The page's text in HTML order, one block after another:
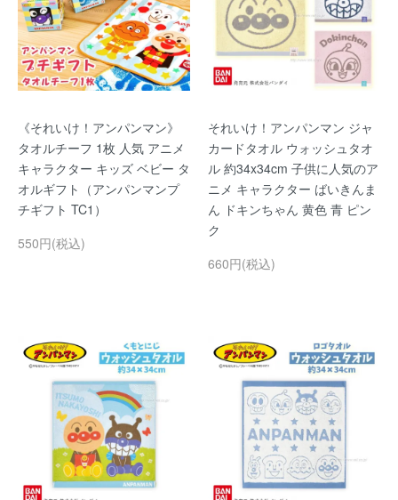
《それいけ！アンパンマン》
タオルチーフ 1枚 人気 アニメ
キャラクター キッズ ベビー タ
オルギフト（アンパンマンプ
チギフト TC1）
550円(税込)
それいけ！アンパンマン ジャ
カードタオル ウォッシュタオ
ル 約34x34cm 子供に人気のア
ニメ キャラクター ばいきんま
ん ドキンちゃん 黄色 青 ピン
ク
660円(税込)